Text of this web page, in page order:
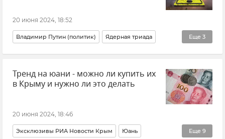
20 июня 2024, 18:52
Еще 3
Владимир Путин (политик) Ядерная триада
Ядерное оружие Политика Россия
Тренд на юани - можно ли купить их
в Крыму и нужно ли это делать
20 июня 2024, 18:46
Еще 9
Эксклюзивы РИА Новости Крым Юань